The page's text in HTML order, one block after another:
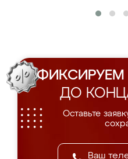
ФИКСИРУЕМ
ДО
Оставьте